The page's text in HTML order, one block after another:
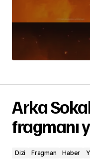
Arka
fragmanı
Dizi Fragman Haber